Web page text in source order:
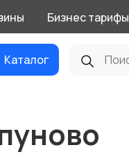
Бизнес тарифы
Каталог